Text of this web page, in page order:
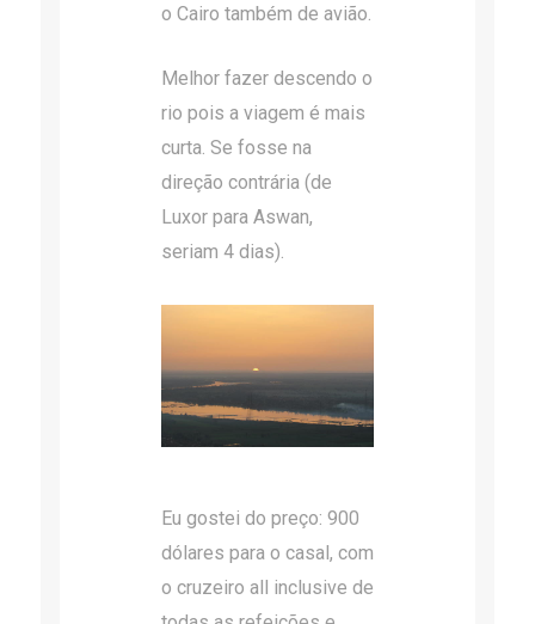
o Cairo também de avião.
Melhor fazer descendo o
rio pois a viagem é mais
curta. Se fosse na
direção contrária (de
Luxor para Aswan,
seriam 4 dias).
Eu gostei do preço: 900
dólares para o casal, com
o cruzeiro all inclusive de